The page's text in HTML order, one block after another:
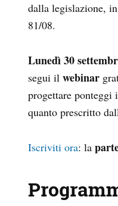
dalla legislazione,
81/08.
Lunedì 30
segui il webinar
progettare ponteggi
quanto prescritto
Iscriviti ora: la